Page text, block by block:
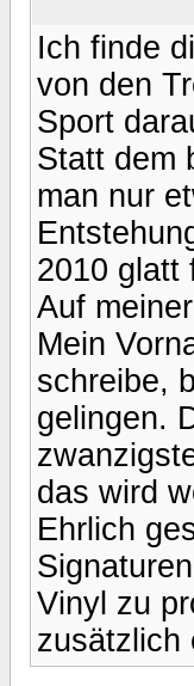
Ich finde
von den
Sport
Statt dem
man nur
2010 glatt
Auf
Mein
schreibe,
gelingen.
das wird
Ehrlich
Vinyl zu
zusätzlich